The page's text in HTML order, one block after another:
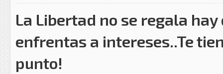
La Libertad no se regala
enfrentas a intereses..Te
punto!